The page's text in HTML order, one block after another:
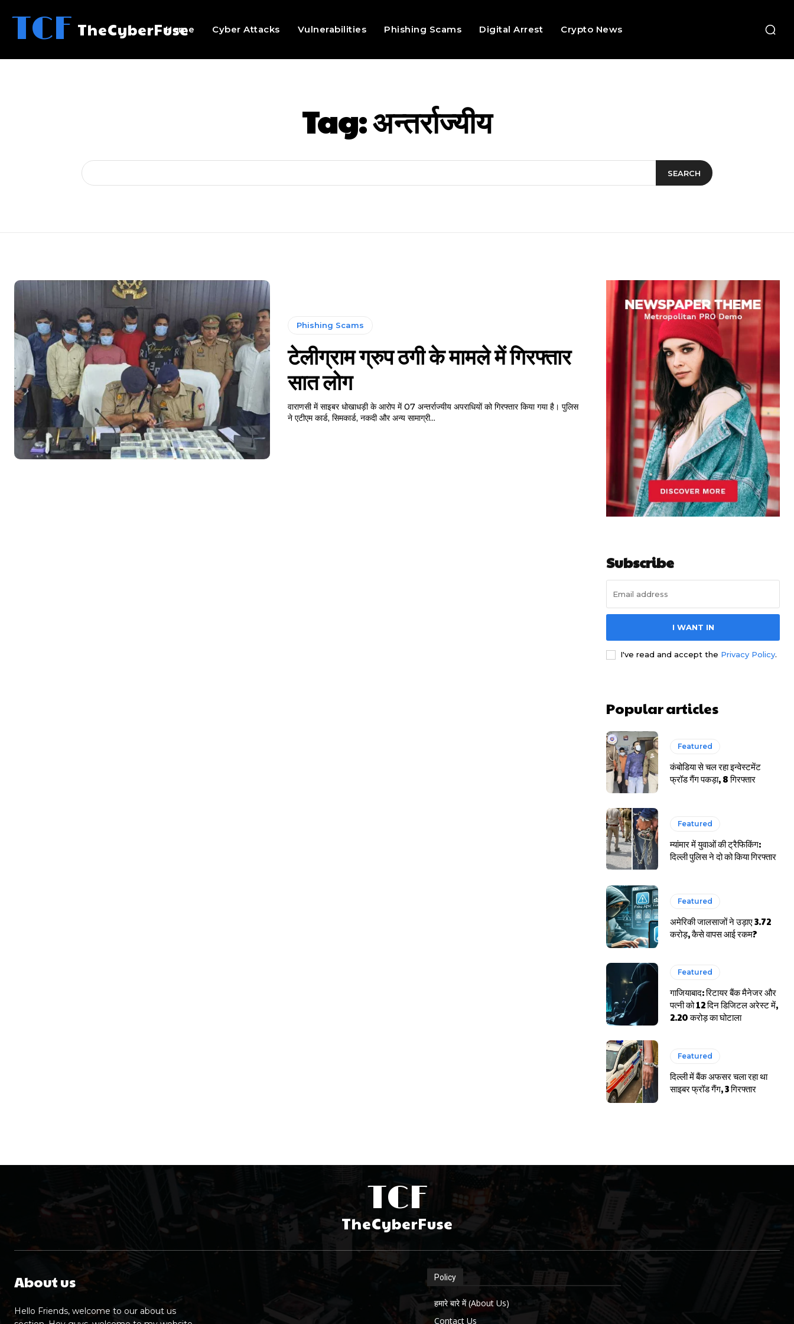
TCF TheCyberFuse
Home Cyber Attacks Vulnerabilities Phishing Scams Digital Arrest Crypto News
Tag:अन्तर्राज्यीय
SEARCH
Phishing Scams
टेलीग्राम ग्रुप ठगी के मामले में गिरफ्तार
सात लोग
वाराणसी में साइबर धोखाधड़ी के आरोप में 07 अन्तर्राज्यीय अपराधियों को गिरफ्तार किया गया है। पुलिस
ने एटीएम कार्ड, सिमकार्ड, नकदी और अन्य सामाग्री...
Subscribe
I WANT IN
I've read and accept the Privacy Policy.
Popular articles
Featured
कंबोडिया से चल रहा इन्वेस्टमेंट
फ्रॉड गैंग पकड़ा, 8 गिरफ्तार
Featured
म्यांमार में युवाओं की ट्रैफिकिंग:
दिल्ली पुलिस ने दो को किया गिरफ्तार
Featured
अमेरिकी जालसाजों ने उड़ाए 3.72
करोड़, कैसे वापस आई रकम?
Featured
गाजियाबाद: रिटायर बैंक मैनेजर और
पत्नी को 12 दिन डिजिटल अरेस्ट में,
2.20 करोड़ का घोटाला
Featured
दिल्ली में बैंक अफसर चला रहा था
साइबर फ्रॉड गैंग, 3 गिरफ्तार
TCF
TheCyberFuse
About us
Hello Friends, welcome to our about us
Policy
हमारे बारे में (About Us)
Contact Us